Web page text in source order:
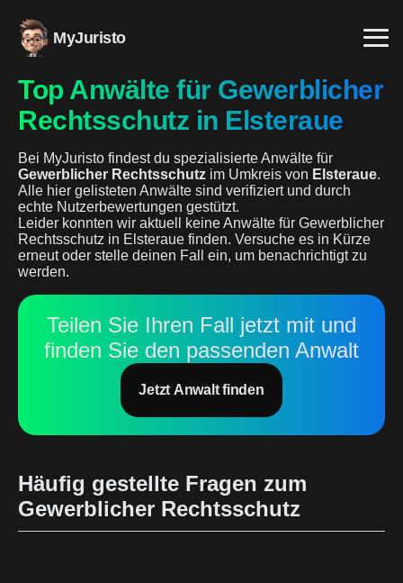
MyJuristo
Top Anwälte für Gewerblicher
Rechtsschutz in Elsteraue
Bei MyJuristo findest du spezialisierte Anwälte für
Gewerblicher Rechtsschutz im Umkreis von Elsteraue.
Alle hier gelisteten Anwälte sind verifiziert und durch
echte Nutzerbewertungen gestützt.
Leider konnten wir aktuell keine Anwälte für Gewerblicher
Rechtsschutz in Elsteraue finden. Versuche es in Kürze
erneut oder stelle deinen Fall ein, um benachrichtigt zu
werden.
Teilen Sie Ihren Fall jetzt mit und
finden Sie den passenden Anwalt
Jetzt Anwalt finden
Häufig gestellte Fragen zum
Gewerblicher Rechtsschutz